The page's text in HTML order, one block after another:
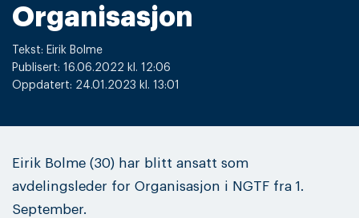
Organisasjon
Tekst: Eirik Bolme
Publisert: 16.06.2022 kl. 12:06
Oppdatert: 24.01.2023 kl. 13:01
Eirik Bolme (30) har blitt ansatt som
avdelingsleder for Organisasjon i NGTF fra 1.
September.